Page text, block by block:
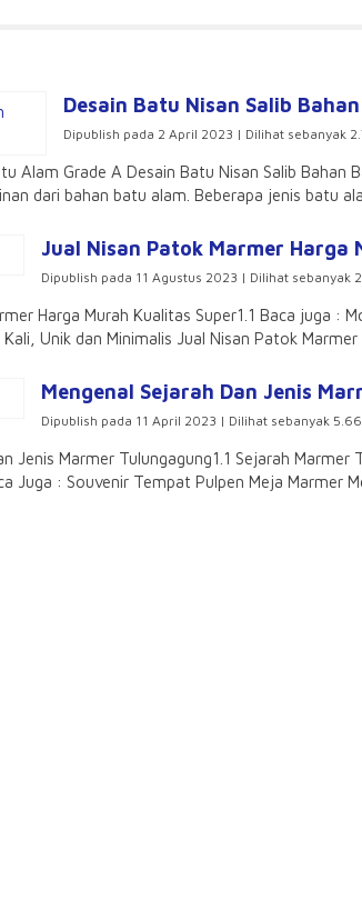
Desain Batu Nisan Salib
Dipublish pada 2 April 2023 | Dilihat sebanyak
Alam Grade A Desain Batu Nisan Salib
dari bahan batu alam. Beberapa jenis batu
Jual Nisan Patok Marmer Harga
Dipublish pada 11 Agustus 2023 | Dilihat sebanyak
Harga Murah Kualitas Super1.1 Baca juga :
Unik dan Minimalis Jual Nisan Patok Marmer
Mengenal Sejarah Dan Jenis
Dipublish pada 11 April 2023 | Dilihat sebanyak
Jenis Marmer Tulungagung1.1 Sejarah
Juga : Souvenir Tempat Pulpen Meja Marmer